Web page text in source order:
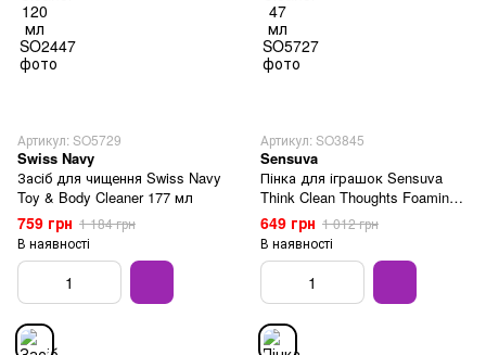
Артикул: SO5729
Swiss Navy
Засіб для чищення Swiss Navy
Toy & Body Cleaner 177 мл
759 грн 1 184 грн
В наявності
Артикул: SO3845
Sensuva
Пінка для іграшок Sensuva
Think Clean Thoughts Foaming
150 мл
649 грн 1 012 грн
В наявності